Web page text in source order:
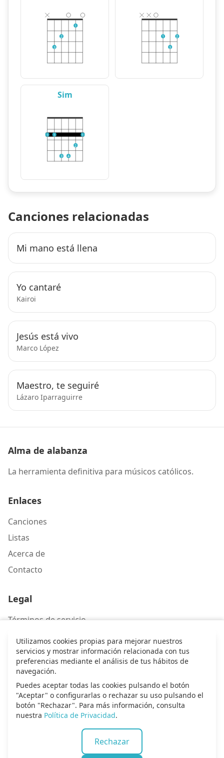
3
2
1
1
3
2
Sim
1 1
3 4
2
1
Canciones relacionadas
Mi mano está llena
Yo cantaré
Kairoi
Jesús está vivo
Marco López
Maestro, te seguiré
Lázaro Iparraguirre
Alma de alabanza
La herramienta definitiva para músicos católicos.
Enlaces
Canciones
Listas
Acerca de
Contacto
Legal
Términos de servicio
Política de privacidad
Contacto
Escríbenos
© 2026 Alma de alabanza. Todos los derechos
reservados.
Utilizamos cookies propias para mejorar nuestros
servicios y mostrar información relacionada con tus
preferencias mediante el análisis de tus hábitos de
navegación.
Puedes aceptar todas las cookies pulsando el botón
"Aceptar" o configurarlas o rechazar su uso pulsando el
botón "Rechazar". Para más información, consulta
nuestra Política de Privacidad.
Rechazar